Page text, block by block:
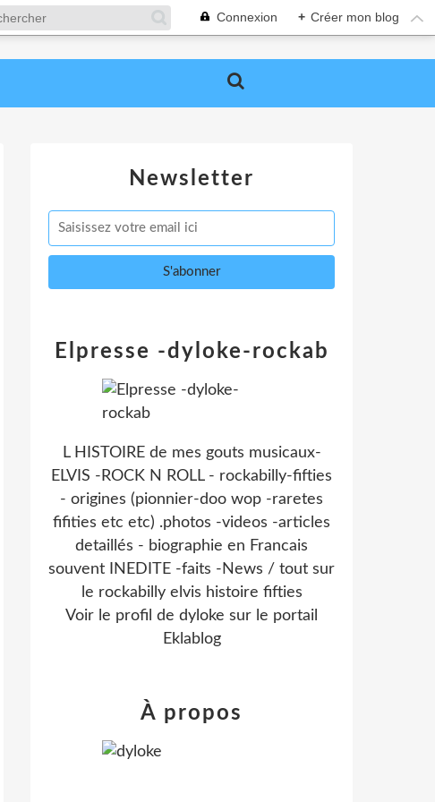
Connexion + Créer mon blog
Newsletter
Elpresse -dyloke-rockab
L HISTOIRE de mes gouts musicaux-
ELVIS -ROCK N ROLL - rockabilly-fifties
- origines (pionnier-doo wop -raretes
fifities etc etc) .photos -videos -articles
detaillés - biographie en Francais
souvent INEDITE -faits -News / tout sur
le rockabilly elvis histoire fifties
Voir le profil de dyloke sur le portail
Eklablog
À propos